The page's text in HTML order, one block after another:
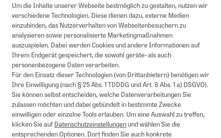
Um die Inhalte unserer Webseite bestmöglich zu gestalten, nutzen wir
verschiedene Technologien. Diese dienen dazu, externe Medien
einzubinden, das Nutzerverhalten von Webseitenbesuchern zu
analysieren sowie personalisierte Marketingmaßnahmen
auszuspielen. Dabei werden Cookies und andere Informationen auf
Ihrem Endgerät gespeichert, die sowohl geräte- als auch
personenbezogene Daten verarbeiten.
Für den Einsatz dieser Technologien (von Drittanbietern) benötigen wir
Ihre Einwilligung (nach § 25 Abs. 1 TDDDG und Art. 6 Abs. 1 a) DSGVO).
Sie können selbst entscheiden, welche Datenverarbeitungen Sie
zulassen möchten und dabei gebündelt in bestimmte Zwecke
einwilligen oder einzelne Tools erlauben. Um eine Auswahl zu treffen,
klicken Sie aufDatenschutzeinstellungenund wählen Sie die
entsprechenden Optionen. Dort finden Sie auch konkrete